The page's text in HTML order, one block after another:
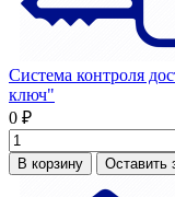
Система контроля
ключ"
0 ₽
В корзину Оставить